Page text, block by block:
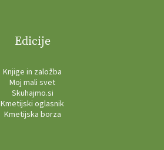
Edicije
Knjige in založba
Moj mali svet
Skuhajmo.si
Kmetijski oglasnik
Kmetijska borza